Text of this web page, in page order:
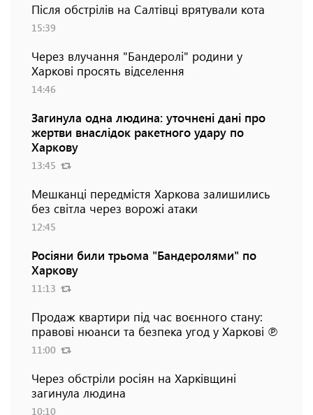
Після обстрілів на Салтівці врятували кота
15:39
Через влучання "Бандеролі" родини у
Харкові просять відселення
14:46
Загинула одна людина: уточнені дані про
жертви внаслідок ракетного удару по
Харкову
13:45
Мешканці передмістя Харкова залишились
без світла через ворожі атаки
12:45
Росіяни били трьома "Бандеролями" по
Харкову
11:13
Продаж квартири під час воєнного стану:
правові нюанси та безпека угод у Харкові ℗
11:00
Через обстріли росіян на Харківщині
загинула людина
10:10